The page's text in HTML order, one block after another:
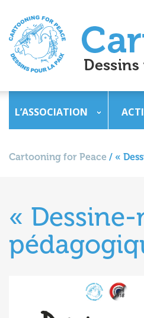
L’ASSOCIATION
Cartooning for Peace / «
«